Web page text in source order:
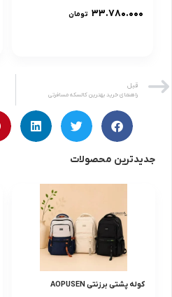
۳۳.۷۸۰.۰۰۰ تومان
قبل
راهنمای خرید بهترین کالسکه مسافرتی
جدیدترین محصولات
کوله پشتی برزنتی AOPUSEN